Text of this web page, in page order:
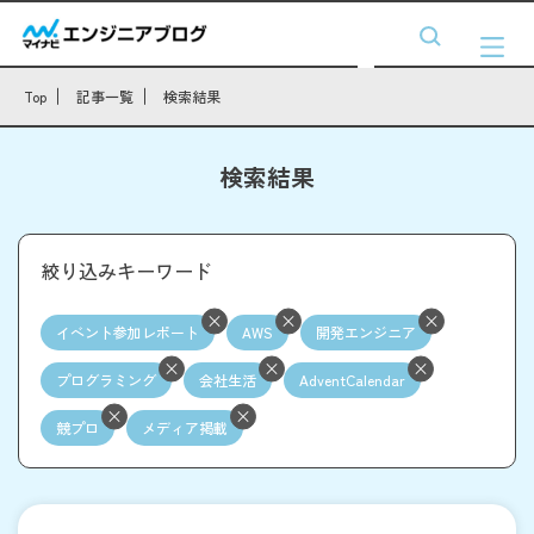
Top 記事一覧 検索結果
検索結果
絞り込みキーワード
イベント参加レポート AWS 開発エンジニア
プログラミング 会社生活 AdventCalendar
競プロ メディア掲載